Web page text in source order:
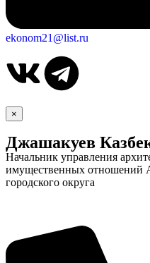
ekonom21@list.ru
×
Джашакуев
Начальник управления
имущественных отношений
городского округа